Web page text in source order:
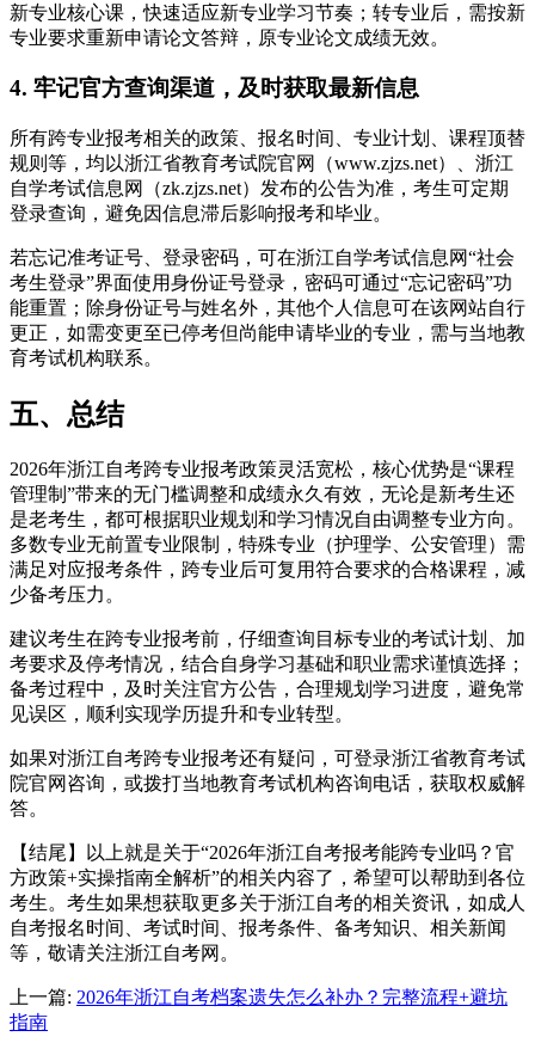
新专业核心课，快速适应新专业学习节奏；转专业后，需按新
专业要求重新申请论文答辩，原专业论文成绩无效。
4. 牢记官方查询渠道，及时获取最新信息
所有跨专业报考相关的政策、报名时间、专业计划、课程顶替
规则等，均以浙江省教育考试院官网（www.zjzs.net）、浙江
自学考试信息网（zk.zjzs.net）发布的公告为准，考生可定期
登录查询，避免因信息滞后影响报考和毕业。
若忘记准考证号、登录密码，可在浙江自学考试信息网“社会
考生登录”界面使用身份证号登录，密码可通过“忘记密码”功
能重置；除身份证号与姓名外，其他个人信息可在该网站自行
更正，如需变更至已停考但尚能申请毕业的专业，需与当地教
育考试机构联系。
五、总结
2026年浙江自考跨专业报考政策灵活宽松，核心优势是“课程
管理制”带来的无门槛调整和成绩永久有效，无论是新考生还
是老考生，都可根据职业规划和学习情况自由调整专业方向。
多数专业无前置专业限制，特殊专业（护理学、公安管理）需
满足对应报考条件，跨专业后可复用符合要求的合格课程，减
少备考压力。
建议考生在跨专业报考前，仔细查询目标专业的考试计划、加
考要求及停考情况，结合自身学习基础和职业需求谨慎选择；
备考过程中，及时关注官方公告，合理规划学习进度，避免常
见误区，顺利实现学历提升和专业转型。
如果对浙江自考跨专业报考还有疑问，可登录浙江省教育考试
院官网咨询，或拨打当地教育考试机构咨询电话，获取权威解
答。
【结尾】以上就是关于“2026年浙江自考报考能跨专业吗？官
方政策+实操指南全解析”的相关内容了，希望可以帮助到各位
考生。考生如果想获取更多关于浙江自考的相关资讯，如成人
自考报名时间、考试时间、报考条件、备考知识、相关新闻
等，敬请关注浙江自考网。
上一篇: 2026年浙江自考档案遗失怎么补办？完整流程+避坑
指南